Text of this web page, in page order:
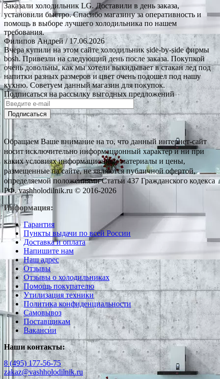
Заказали холодильник LG. Доставили в день заказа,
установили быстро. Спасибо магазину за оперативность и
помощь в выборе лучшего холодильника по нашем
требования.
Филипов Андрей/ 17.06.2026
Вчера купили на этом сайте холодильник side-by-side фирмы
bosh. Привезли на следующий день после заказа. Покупкой
очень довольны, как мы хотели выкидывает в стакан лед под
напитки разных размеров и цвет очень подошел под нашу
кухню. Советуем данный магазин для покупок.
Подписаться на рассылку выгодных предложений
Подписаться
Обращаем Ваше внимание на то, что данный интернет-сайт
носит исключительно информационный характер и ни при
каких условиях информационные материалы и цены,
размещенные на сайте, не являются публичной офертой,
определяемой положениями Статьи 437 Гражданского кодекса
РФ. vashholodilnik.ru © 2016-2026
Информация:
Гарантия
Пункты выдачи по всей России
Доставка и оплата
Напишите нам
Наш адрес
Отзывы
Отзывы о холодильниках
Помощь покупателю
Утилизация техники
Политика конфиденциальности
Самовывоз
Поставщикам
Вакансии
Наши контакты:
8 (495) 177-56-75
zakaz@vashholodilnik.ru